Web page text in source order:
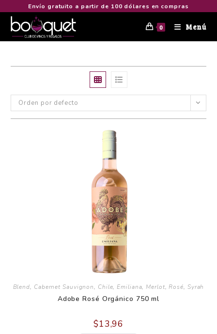
Envío gratuito a partir de 100 dólares en compras
0 Menú
Orden por defecto
Blend, Cabernet Sauvignon, Chile,Emiliana, Merlot,Rosé, Syrah
Adobe Rosé Orgánico 750 ml
$13,96